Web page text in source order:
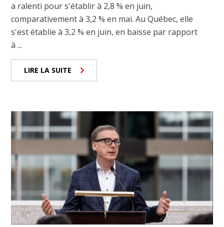
a ralenti pour s'établir à 2,8 % en juin,
comparativement à 3,2 % en mai. Au Québec, elle
s'est établie à 3,2 % en juin, en baisse par rapport
à ...
LIRE LA SUITE